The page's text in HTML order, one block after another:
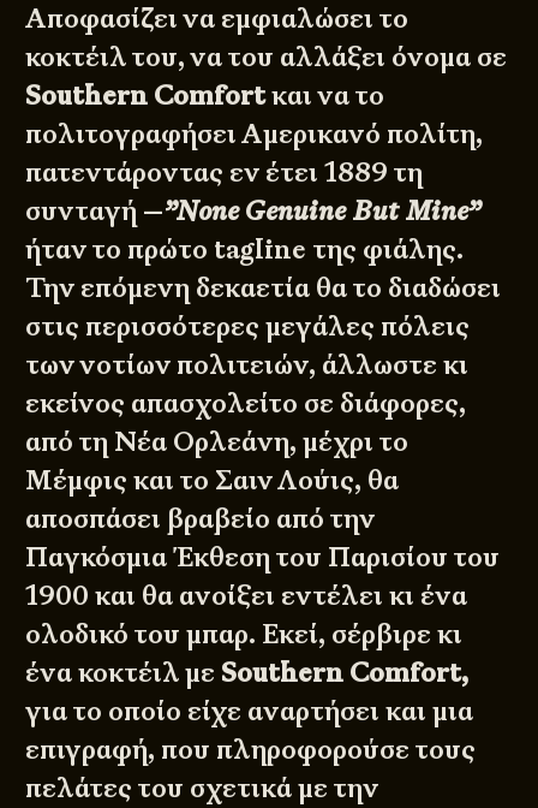
Αποφασίζει να εμφιαλώσει το
κοκτέιλ του, να του αλλάξει όνομα σε
Southern Comfortκαι να το
πολιτογραφήσει Αμερικανό πολίτη,
πατεντάροντας εν έτει 1889 τη
συνταγή —”None Genuine But Mine”
ήταν το πρώτο tagline της φιάλης.
Την επόμενη δεκαετία θα το διαδώσει
στις περισσότερες μεγάλες πόλεις
των νοτίων πολιτειών, άλλωστε κι
εκείνος απασχολείτο σε διάφορες,
από τη Νέα Ορλεάνη, μέχρι το
Μέμφις και το Σαιν Λούις, θα
αποσπάσει βραβείο από την
Παγκόσμια Έκθεση του Παρισίου του
1900 και θα ανοίξει εντέλει κι ένα
ολοδικό του μπαρ. Εκεί, σέρβιρε κι
ένα κοκτέιλ με Southern Comfort,
για το οποίο είχε αναρτήσει και μια
επιγραφή, που πληροφορούσε τους
πελάτες του σχετικά με την